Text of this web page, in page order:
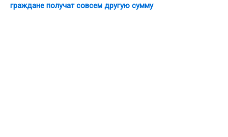
граждане получат совсем другую сумму